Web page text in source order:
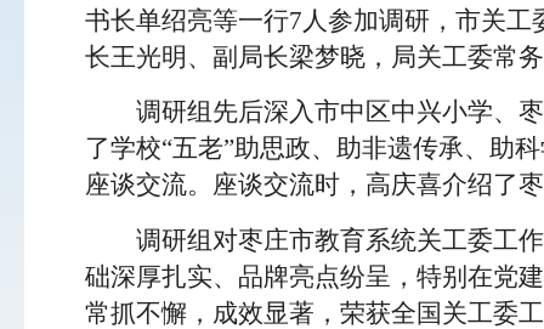
书长单绍亮等一行7人参加调研，市关
长王光明、副局长梁梦晓，局关工委常
调研组先后深入市中区中兴小学、
了学校“五老”助思政、助非遗传承、助
座谈交流。座谈交流时，高庆喜介绍了
调研组对枣庄市教育系统关工委工
础深厚扎实、品牌亮点纷呈，特别在党
常抓不懈，成效显著，荣获全国关工委